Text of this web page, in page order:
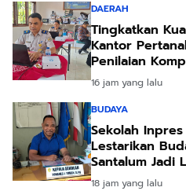
DAERAH
Tingkatkan
Kantor
Penilaian
Pelayanan
16 jam yang lalu
BUDAYA
Sekolah
Lestarikan
Santalum Jadi
Sambut Pejabat
18 jam yang lalu